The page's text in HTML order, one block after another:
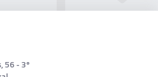
56 - 3º